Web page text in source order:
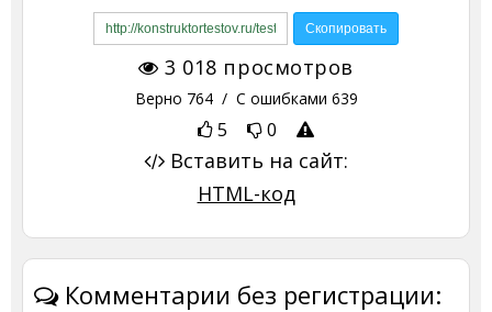
3 018 просмотров
Верно 764/ С ошибками 639
5 0
Вставить на сайт:
HTML-код
Комментарии без регистрации: